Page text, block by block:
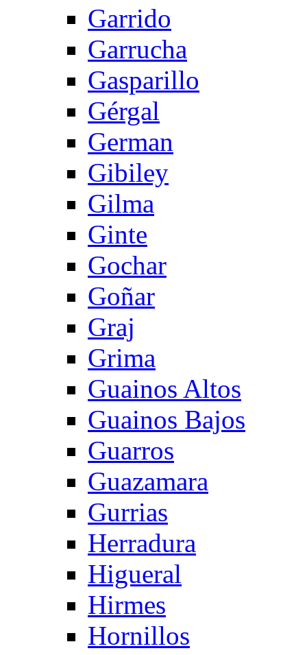
Garrido
Garrucha
Gasparillo
Gérgal
German
Gibiley
Gilma
Ginte
Gochar
Goñar
Graj
Grima
Guainos Altos
Guainos Bajos
Guarros
Guazamara
Gurrias
Herradura
Higueral
Hirmes
Hornillos